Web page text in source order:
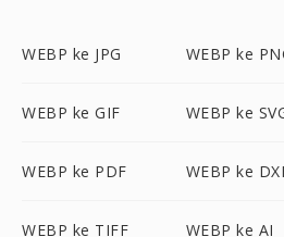
WEBP ke JPG WEBP ke
WEBP ke GIF WEBP ke
WEBP ke PDF WEBP ke
WEBP ke TIFF WEBP ke AI